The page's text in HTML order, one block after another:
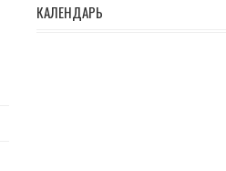
КАЛЕНДАРЬ